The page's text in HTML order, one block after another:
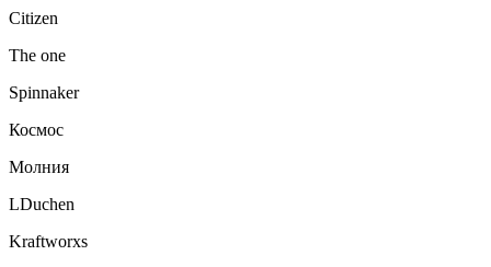
Citizen
The one
Spinnaker
Космос
Молния
LDuchen
Kraftworxs